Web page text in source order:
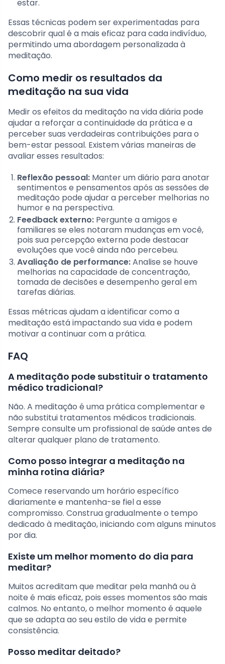
estar.
Essas técnicas podem ser experimentadas para
descobrir qual é a mais eficaz para cada indivíduo,
permitindo uma abordagem personalizada à
meditação.
Como medir os resultados da
meditação na sua vida
Medir os efeitos da meditação na vida diária pode
ajudar a reforçar a continuidade da prática e a
perceber suas verdadeiras contribuições para o
bem-estar pessoal. Existem várias maneiras de
avaliar esses resultados:
Reflexão pessoal: Manter um diário para anotar
sentimentos e pensamentos após as sessões de
meditação pode ajudar a perceber melhorias no
humor e na perspectiva.
Feedback externo: Pergunte a amigos e
familiares se eles notaram mudanças em você,
pois sua percepção externa pode destacar
evoluções que você ainda não percebeu.
Avaliação de performance:Analise se houve
melhorias na capacidade de concentração,
tomada de decisões e desempenho geral em
tarefas diárias.
Essas métricas ajudam a identificar como a
meditação está impactando sua vida e podem
motivar a continuar com a prática.
FAQ
A meditação pode substituir o tratamento
médico tradicional?
Não. A meditação é uma prática complementar e
não substitui tratamentos médicos tradicionais.
Sempre consulte um profissional de saúde antes de
alterar qualquer plano de tratamento.
Como posso integrar a meditação na
minha rotina diária?
Comece reservando um horário específico
diariamente e mantenha-se fiel a esse
compromisso. Construa gradualmente o tempo
dedicado à meditação, iniciando com alguns minutos
por dia.
Existe um melhor momento do dia para
meditar?
Muitos acreditam que meditar pela manhã ou à
noite é mais eficaz, pois esses momentos são mais
calmos. No entanto, o melhor momento é aquele
que se adapta ao seu estilo de vida e permite
consistência.
Posso meditar deitado?